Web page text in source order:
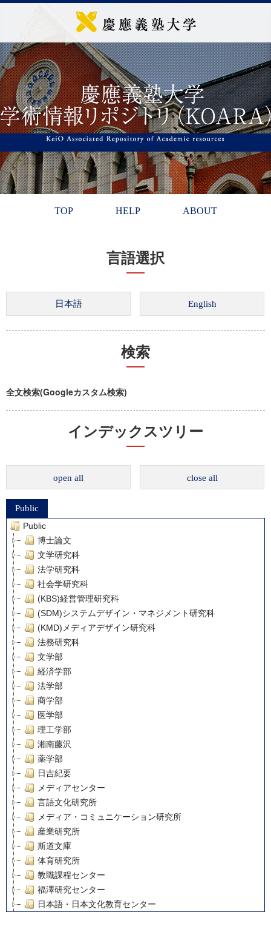
TOP HELP ABOUT
言語選択
検索
全文検索(Googleカスタム検索)
インデックスツリー
open all close all
Public
Public
博士論文
文学研究科
法学研究科
社会学研究科
(KBS)経営管理研究科
(SDM)システムデザイン・マネジメント研究科
(KMD)メディアデザイン研究科
法務研究科
文学部
経済学部
法学部
商学部
医学部
理工学部
湘南藤沢
薬学部
日吉紀要
メディアセンター
言語文化研究所
メディア・コミュニケーション研究所
産業研究所
斯道文庫
体育研究所
教職課程センター
福澤研究センター
日本語・日本文化教育センター